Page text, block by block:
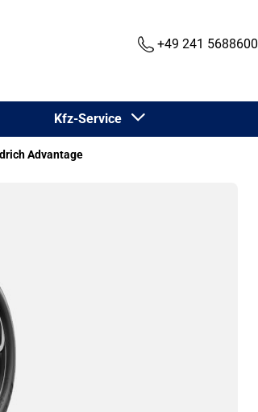
+49 241 5688600
Kfz-Service
Advantage